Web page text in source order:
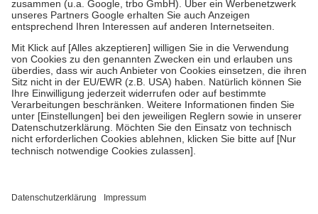
-30% UVP: 43,95 €
40,77 € / 1 kg
sofort lieferbar
In den Warenkorb